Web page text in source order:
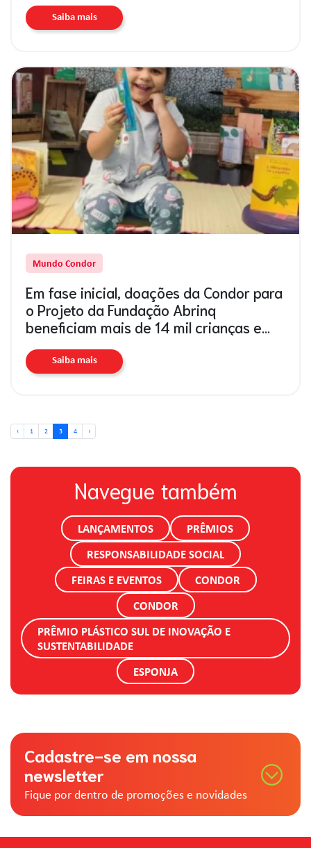
Saiba mais
Mundo Condor
Em fase inicial, doações da Condor para
o Projeto da Fundação Abrinq
beneficiam mais de 14 mil crianças e
Saiba mais
‹ 1 2 3 4 ›
Navegue também
LANÇAMENTOS PRÊMIOS
RESPONSABILIDADE SOCIAL
FEIRAS E EVENTOS CONDOR
CONDOR
PRÊMIO PLÁSTICO SUL DE INOVAÇÃO E
SUSTENTABILIDADE
ESPONJA
Cadastre-se em nossa
newsletter
Fique por dentro de promoções e novidades